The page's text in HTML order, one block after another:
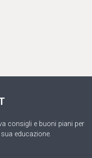
consigli e buoni piani per
educazione.